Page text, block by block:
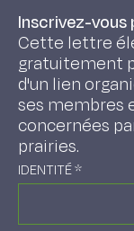
Inscrivez-
Cette lettre
gratuitement
d'un lien
ses membres
concernées
prairies.
IDENTITÉ*